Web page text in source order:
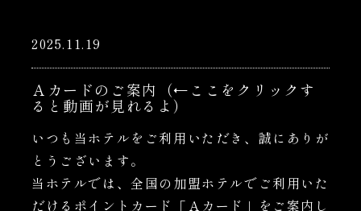
2025.11.19
Ａカードのご案内（←ここをクリックす
ると動画が見れるよ）
いつも当ホテルをご利用いただき、誠にありが
とうございます。
当ホテルでは、全国の加盟ホテルでご利用いた
だけるポイントカード「Ａカード」をご案内し